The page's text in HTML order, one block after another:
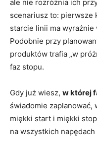
ale nie rozróżnia ich
scenariusz to: pierwsze
starcie linii ma
Podobnie przy
produktów trafia „w
faz stopu.
Gdy już wiesz, w której
świadomie
miękki start i miękki
na wszystkich napędach